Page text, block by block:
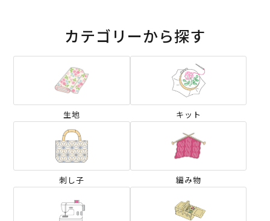
カテゴリーから探す
生地 キット
刺し子 編み物